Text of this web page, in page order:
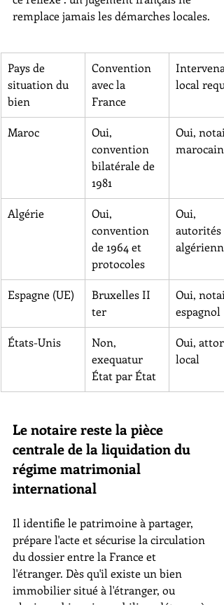
remplace jamais les démarches locales.
Pays de
situation du
bien
Convention
avec la
France
local
Maroc
Oui,
convention
bilatérale de
1981
Oui,
marocain
Algérie
Oui,
convention
de 1964 et
protocoles
Oui,
autorités
Espagne (UE)
Bruxelles II
ter
Oui,
espagnol
États-Unis
Non,
exequatur
État par État
Oui,
local
Le notaire reste la pièce
centrale de la liquidation du
régime matrimonial
international
Il identifie le patrimoine à partager,
prépare l'acte et sécurise la circulation
du dossier entre la France et
l'étranger. Dès qu'il existe un bien
immobilier situé à l'étranger, ou